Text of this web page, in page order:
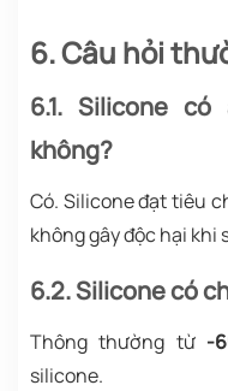
6. Câu hỏi
6.1. Silicone
không?
Có. Silicone đạt tiêu
không gây độc hại khi
6.2. Silicone có
Thông thường từ -
silicone.